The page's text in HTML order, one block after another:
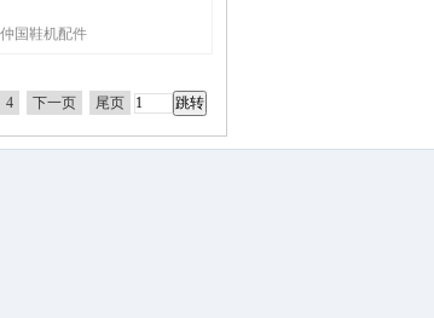
仲国鞋机配件
4 下一页 尾页